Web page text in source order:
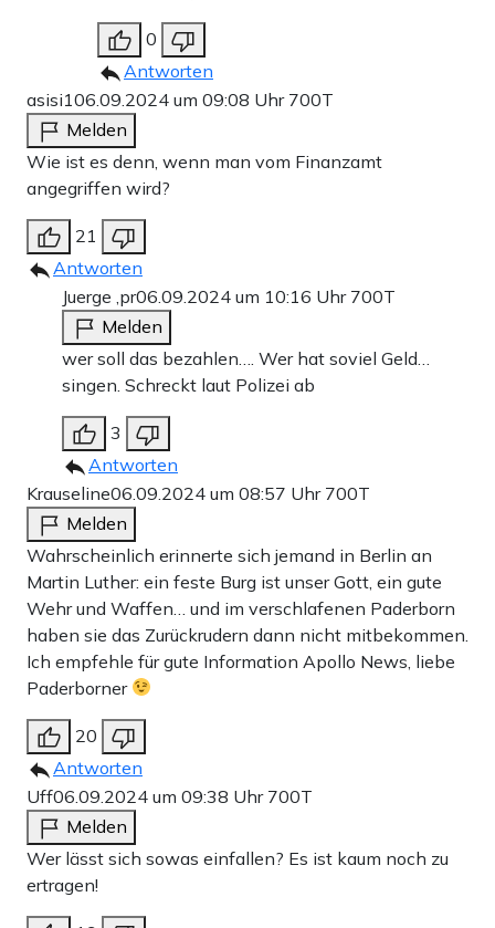
0
Antworten
asisi106.09.2024 um 09:08 Uhr 700T
Melden
Wie ist es denn, wenn man vom Finanzamt
angegriffen wird?
21
Antworten
Juerge ,pr06.09.2024 um 10:16 Uhr 700T
Melden
wer soll das bezahlen…. Wer hat soviel Geld…
singen. Schreckt laut Polizei ab
3
Antworten
Krauseline06.09.2024 um 08:57 Uhr 700T
Melden
Wahrscheinlich erinnerte sich jemand in Berlin an
Martin Luther: ein feste Burg ist unser Gott, ein gute
Wehr und Waffen… und im verschlafenen Paderborn
haben sie das Zurückrudern dann nicht mitbekommen.
Ich empfehle für gute Information Apollo News, liebe
Paderborner
20
Antworten
Uff06.09.2024 um 09:38 Uhr 700T
Melden
Wer lässt sich sowas einfallen? Es ist kaum noch zu
ertragen!